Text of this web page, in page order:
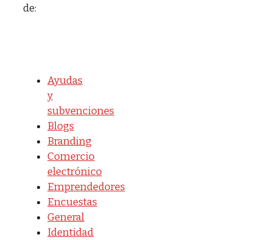
de:
Ayudas
y
subvenciones
Blogs
Branding
Comercio
electrónico
Emprendedores
Encuestas
General
Identidad